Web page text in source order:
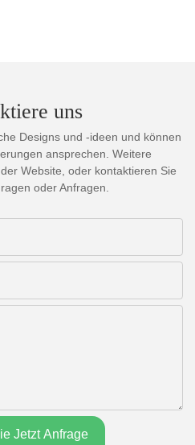
uns
Designs und -ideen und können
ansprechen. Weitere
Website, oder kontaktieren Sie
oder Anfragen.
Jetzt Anfrage